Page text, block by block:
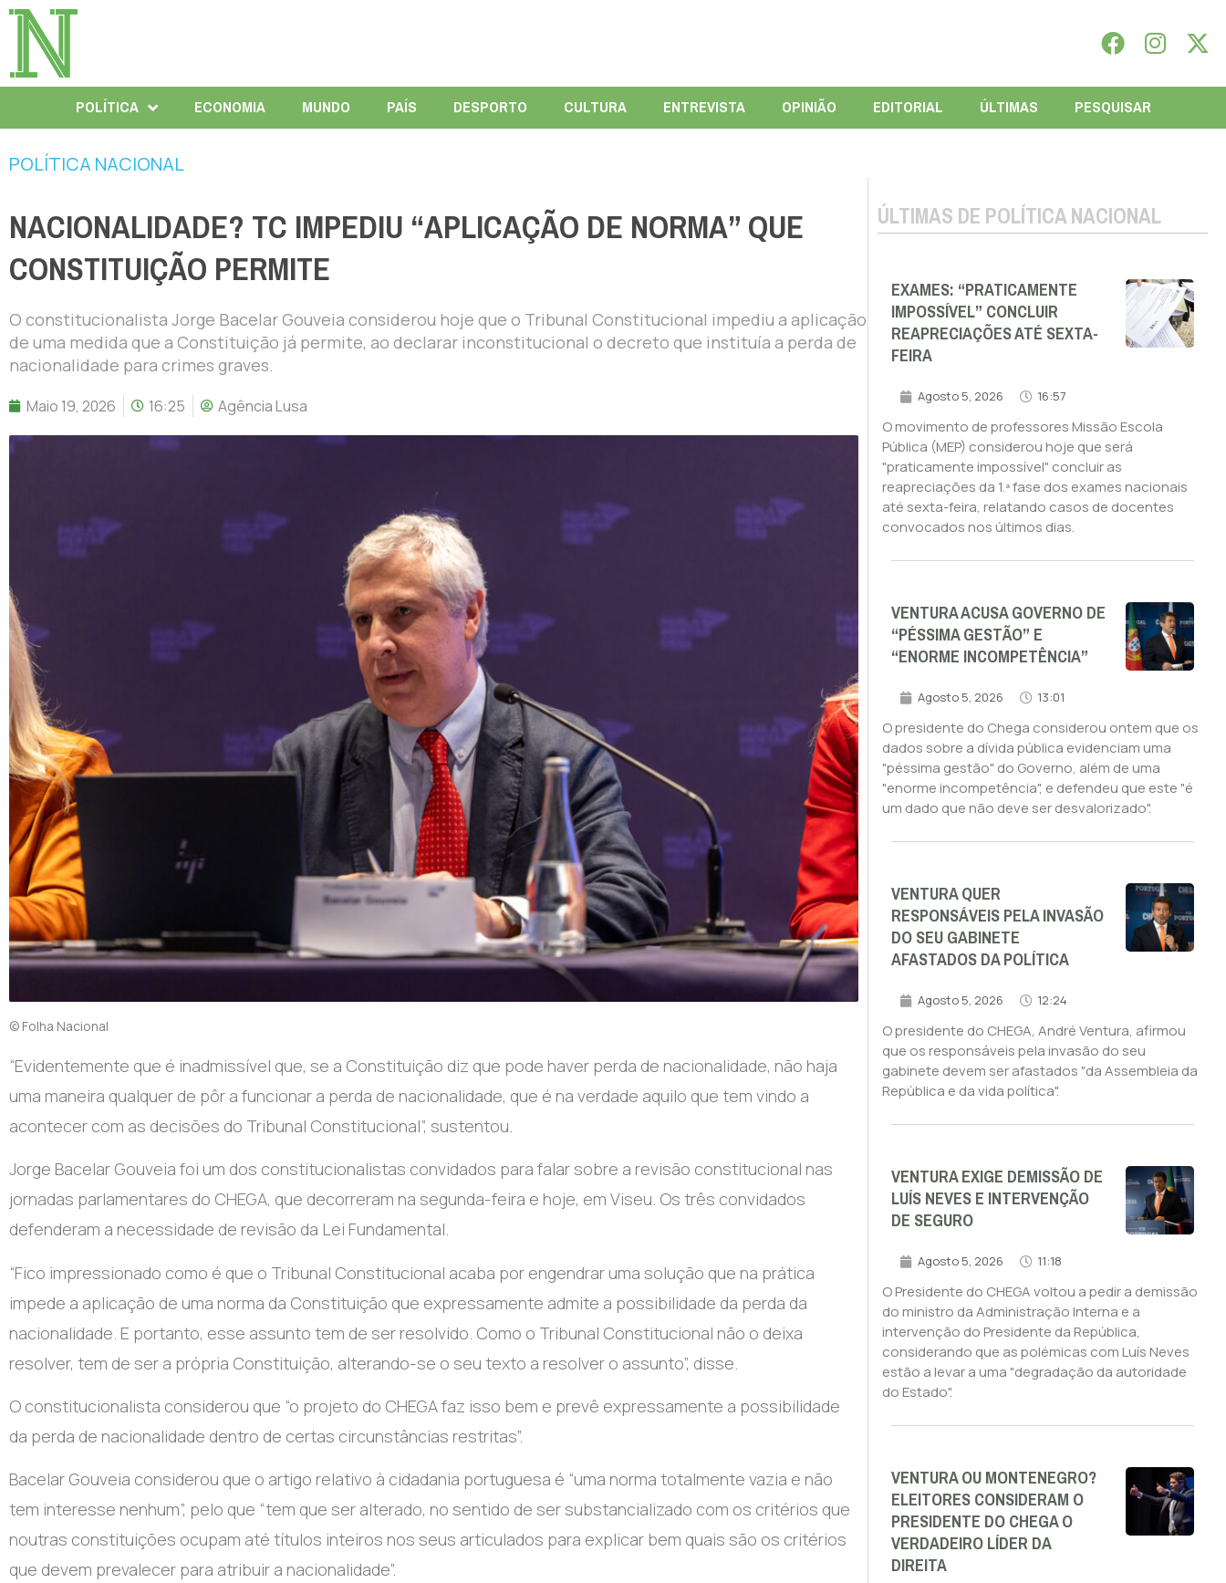
POLÍTICA ECONOMIA MUNDO PAÍS DESPORTO CULTURA ENTREVISTA OPINIÃO EDITORIAL ÚLTIMAS PESQUISAR
POLÍTICA NACIONAL
NACIONALIDADE? TC IMPEDIU “APLICAÇÃO DE NORMA” QUE
CONSTITUIÇÃO PERMITE
O constitucionalista Jorge Bacelar Gouveia considerou hoje que o Tribunal Constitucional impediu a aplicação
de uma medida que a Constituição já permite, ao declarar inconstitucional o decreto que instituía a perda de
nacionalidade para crimes graves.
Maio 19, 2026 16:25 Agência Lusa
© Folha Nacional
“Evidentemente que é inadmissível que, se a Constituição diz que pode haver perda de nacionalidade, não haja
uma maneira qualquer de pôr a funcionar a perda de nacionalidade, que é na verdade aquilo que tem vindo a
acontecer com as decisões do Tribunal Constitucional”, sustentou.
Jorge Bacelar Gouveia foi um dos constitucionalistas convidados para falar sobre a revisão constitucional nas
jornadas parlamentares do CHEGA, que decorreram na segunda-feira e hoje, em Viseu. Os três convidados
defenderam a necessidade de revisão da Lei Fundamental.
“Fico impressionado como é que o Tribunal Constitucional acaba por engendrar uma solução que na prática
impede a aplicação de uma norma da Constituição que expressamente admite a possibilidade da perda da
nacionalidade. E portanto, esse assunto tem de ser resolvido. Como o Tribunal Constitucional não o deixa
resolver, tem de ser a própria Constituição, alterando-se o seu texto a resolver o assunto”, disse.
O constitucionalista considerou que “o projeto do CHEGA faz isso bem e prevê expressamente a possibilidade
da perda de nacionalidade dentro de certas circunstâncias restritas”.
Bacelar Gouveia considerou que o artigo relativo à cidadania portuguesa é “uma norma totalmente vazia e não
tem interesse nenhum”, pelo que “tem que ser alterado, no sentido de ser substancializado com os critérios que
noutras constituições ocupam até títulos inteiros nos seus articulados para explicar bem quais são os critérios
que devem prevalecer para atribuir a nacionalidade”.
ÚLTIMAS DE POLÍTICA NACIONAL
EXAMES: “PRATICAMENTE
IMPOSSÍVEL” CONCLUIR
REAPRECIAÇÕES ATÉ SEXTA-
FEIRA
Agosto 5, 2026 16:57
O movimento de professores Missão Escola
Pública (MEP) considerou hoje que será
"praticamente impossível" concluir as
reapreciações da 1.ª fase dos exames nacionais
até sexta-feira, relatando casos de docentes
convocados nos últimos dias.
VENTURA ACUSA GOVERNO DE
“PÉSSIMA GESTÃO” E
“ENORME INCOMPETÊNCIA”
Agosto 5, 2026 13:01
O presidente do Chega considerou ontem que os
dados sobre a dívida pública evidenciam uma
"péssima gestão" do Governo, além de uma
"enorme incompetência", e defendeu que este "é
um dado que não deve ser desvalorizado".
VENTURA QUER
RESPONSÁVEIS PELA INVASÃO
DO SEU GABINETE
AFASTADOS DA POLÍTICA
Agosto 5, 2026 12:24
O presidente do CHEGA, André Ventura, afirmou
que os responsáveis pela invasão do seu
gabinete devem ser afastados "da Assembleia da
República e da vida política".
VENTURA EXIGE DEMISSÃO DE
LUÍS NEVES E INTERVENÇÃO
DE SEGURO
Agosto 5, 2026 11:18
O Presidente do CHEGA voltou a pedir a demissão
do ministro da Administração Interna e a
intervenção do Presidente da República,
considerando que as polémicas com Luís Neves
estão a levar a uma "degradação da autoridade
do Estado".
VENTURA OU MONTENEGRO?
ELEITORES CONSIDERAM O
PRESIDENTE DO CHEGA O
VERDADEIRO LÍDER DA
DIREITA